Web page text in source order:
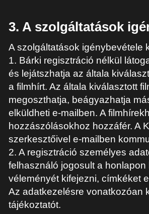
3. A szolgáltatások
A szolgáltatások igénybevétele
1. Bárki regisztráció nélkül
és lejátszhatja az általa
a filmhírt. Az általa kiválasztott
megoszthatja, beágyazhatja
elküldheti e-mailben. A
hozzászólásokhoz hozzáfér. A
szerkesztőivel e-mailben
2. A regisztráció személyes
felhasználó jogosult a
véleményét kifejezni, címkéket
Az adatkezelésre vonatkozóan
tájékoztatót.